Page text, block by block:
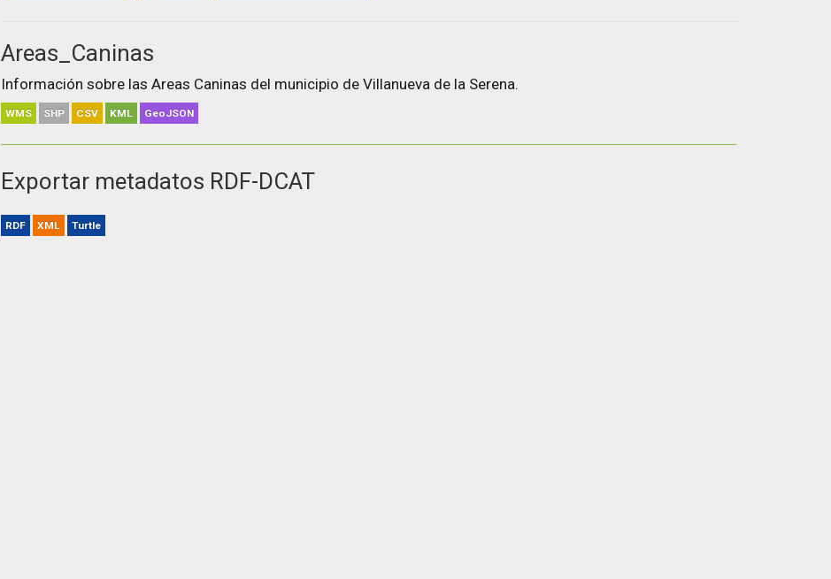
Areas_Caninas
Información sobre las Areas Caninas del municipio de Villanueva de la Serena.
WMS SHP CSV KML GeoJSON
Exportar metadatos RDF-DCAT
RDF XML Turtle